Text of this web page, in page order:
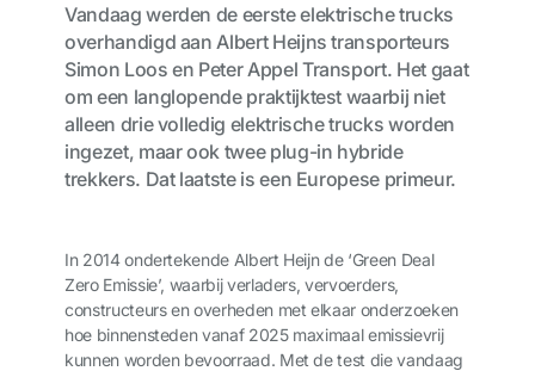
Vandaag werden de eerste elektrische trucks
overhandigd aan Albert Heijns transporteurs
Simon Loos en Peter Appel Transport. Het gaat
om een langlopende praktijktest waarbij niet
alleen drie volledig elektrische trucks worden
ingezet, maar ook twee plug-in hybride
trekkers. Dat laatste is een Europese primeur.
In 2014 ondertekende Albert Heijn de ‘Green Deal
Zero Emissie’, waarbij verladers, vervoerders,
constructeurs en overheden met elkaar onderzoeken
hoe binnensteden vanaf 2025 maximaal emissievrij
kunnen worden bevoorraad. Met de test die vandaag